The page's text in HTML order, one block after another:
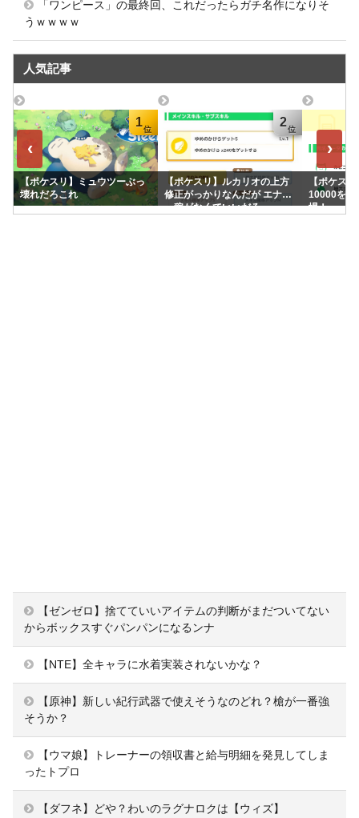
「ワンピース」の最終回、これだったらガチ名作になりそ
うｗｗｗｗ
人気記事
‹
1
【ポケスリ】ミュウツーぶっ
壊れだろこれ
2
【ポケスリ】ルカリオの上方
修正がっかりなんだが エナジ
ー稼がなくていいだろ
【ポケス
10000を超
場！
›
【ゼンゼロ】捨てていいアイテムの判断がまだついてない
からボックスすぐパンパンになるンナ
【NTE】全キャラに水着実装されないかな？
【原神】新しい紀行武器で使えそうなのどれ？槍が一番強
そうか？
【ウマ娘】トレーナーの領収書と給与明細を発見してしま
ったトプロ
【ダフネ】どや？わいのラグナロクは【ウィズ】